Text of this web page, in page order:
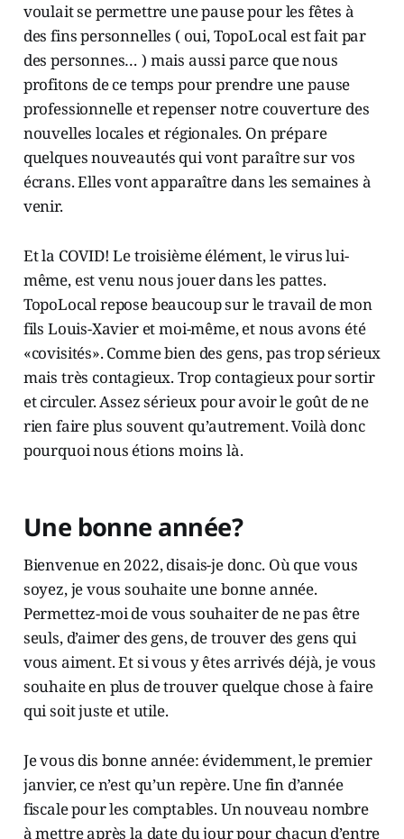
voulait se permettre une pause pour les fêtes à
des fins personnelles ( oui, TopoLocal est fait par
des personnes… ) mais aussi parce que nous
profitons de ce temps pour prendre une pause
professionnelle et repenser notre couverture des
nouvelles locales et régionales. On prépare
quelques nouveautés qui vont paraître sur vos
écrans. Elles vont apparaître dans les semaines à
venir.
Et la COVID! Le troisième élément, le virus lui-
même, est venu nous jouer dans les pattes.
TopoLocal repose beaucoup sur le travail de mon
fils Louis-Xavier et moi-même, et nous avons été
«covisités». Comme bien des gens, pas trop sérieux
mais très contagieux. Trop contagieux pour sortir
et circuler. Assez sérieux pour avoir le goût de ne
rien faire plus souvent qu’autrement. Voilà donc
pourquoi nous étions moins là.
Une bonne année?
Bienvenue en 2022, disais-je donc. Où que vous
soyez, je vous souhaite une bonne année.
Permettez-moi de vous souhaiter de ne pas être
seuls, d’aimer des gens, de trouver des gens qui
vous aiment. Et si vous y êtes arrivés déjà, je vous
souhaite en plus de trouver quelque chose à faire
qui soit juste et utile.
Je vous dis bonne année: évidemment, le premier
janvier, ce n’est qu’un repère. Une fin d’année
fiscale pour les comptables. Un nouveau nombre
à mettre après la date du jour pour chacun d’entre